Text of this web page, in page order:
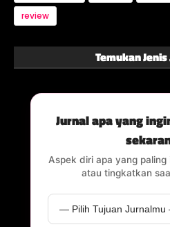
review
Temukan
Jurnal apa yang
Aspek diri apa yang
atau tingkatkan